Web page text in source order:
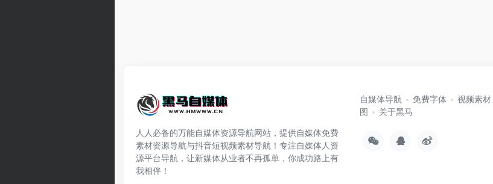
人人必备的万能自媒体资源导航网站，提供自媒体免费
素材资源导航与抖音短视频素材导航！专注自媒体人资
源平台导航，让新媒体从业者不再孤单，你成功路上有
我相伴！
自媒体导航 免费字体 视频素材
图
关于黑马